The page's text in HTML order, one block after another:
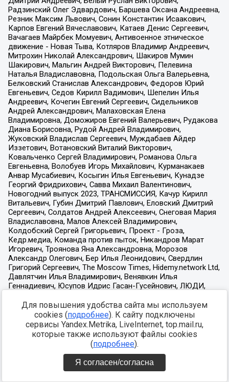
Для повышения удобства сайта мы используем
cookies (подробнее). К сайту подключены
сервисы Yandex.Metrika, LiveInternet, top.mail.ru,
которые также используют файлы cookies
(подробнее).
Я согласен/согласна